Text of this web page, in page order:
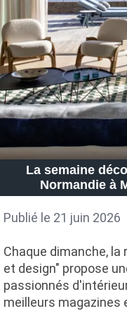
La semaine
Normandie à
Publié le 21 juin 2026
Chaque dimanche,
et design" propose
passionnés
meilleurs magazines